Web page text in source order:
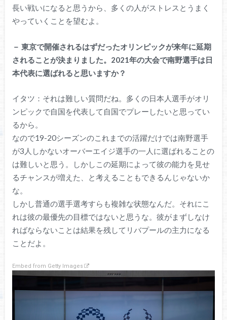
長い戦いになると思うから、多くの人がストレスとうまく
やっていくことを望むよ。
－ 東京で開催されるはずだったオリンピックが来年に延期
されることが決まりました。2021年の大会で南野選手は日
本代表に選ばれると思いますか？
イタツ：それは難しい質問だね。多くの日本人選手がオリ
ンピックで自国を代表して自国でプレーしたいと思ってい
るから。
なので19-20シーズンのこれまでの活躍だけでは南野選手
が3人しかないオーバーエイジ選手の一人に選ばれることの
は難しいと思う。しかしこの延期によって彼の能力を見せ
るチャンスが増えた、と考えることもできるんじゃないか
な。
しかし普通の選手選考すらも複雑な状態なんだ。それにこ
れは彼の最優先の目標ではないと思うな。彼がまずしなけ
ればならないことは結果を残してリバプールの主力になる
ことだよ。
Embed from Getty Images